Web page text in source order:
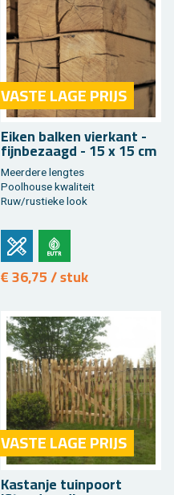
VASTE LAGE PRIJS
Eiken bal­ken vier­kant -
fijn­be­zaagd - 15 x 15 cm
Meer­de­re leng­tes
Pool­hou­se kwa­li­teit
Ruw/rus­tie­ke look
€ 36,75 / stuk
VASTE LAGE PRIJS
Kas­tan­je tuin­poort